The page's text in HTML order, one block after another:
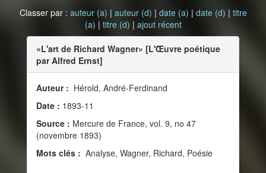
Classer par : auteur (a) | auteur (d) | date (a) | date (d) | titre
(a) | titre (d) | ajout récent
«L'art de Richard Wagner» [L'Œuvre poétique
par Alfred Ernst]
Auteur : Hérold, André-Ferdinand
Date : 1893-11
Source : Mercure de France, vol. 9, no 47
(novembre 1893)
Mots clés : Analyse, Wagner, Richard, Poésie